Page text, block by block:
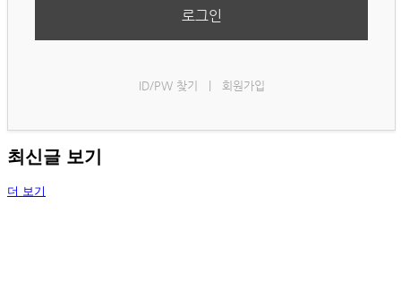
로그인
ID/PW 찾기 회원가입
최신글 보기
더 보기